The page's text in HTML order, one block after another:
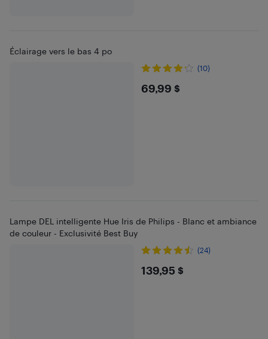
Éclairage vers le bas 4 po
(10)
$69.99
69,99 $
Lampe DEL intelligente Hue Iris de Philips - Blanc et ambiance
de couleur - Exclusivité Best Buy
(24)
$139.95
139,95 $